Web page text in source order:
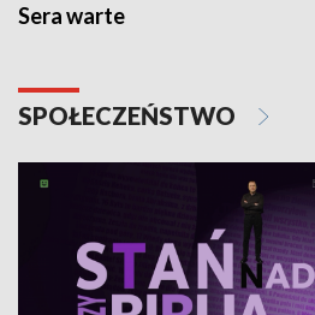
Sera warte
SPOŁECZEŃSTWO